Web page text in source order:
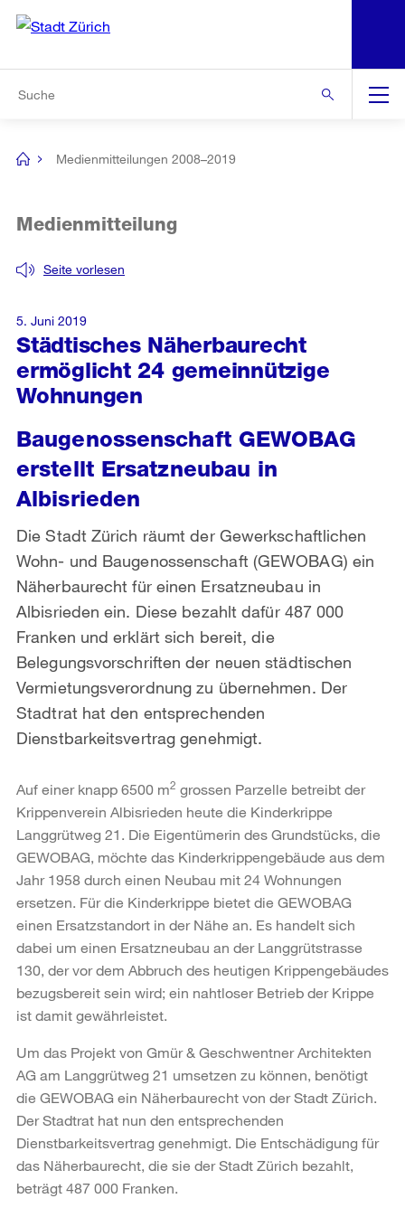
Navigation
[no
Medienmitteilungen 2008–2019
Städtisches Näherbaurecht
ermöglicht 24 gemeinnützige
Wohnungen
Seite vorlesen
Medienmitteilung
Baugenossenschaft GEWOBAG
erstellt Ersatzneubau in
Albisrieden
Die Stadt Zürich räumt der Gewerkschaftlichen
Wohn- und Baugenossenschaft (GEWOBAG) ein
Näherbaurecht für einen Ersatzneubau in
Albisrieden ein. Diese bezahlt dafür 487 000
Franken und erklärt sich bereit, die
Belegungsvorschriften der neuen städtischen
Vermietungsverordnung zu übernehmen. Der
Stadtrat hat den entsprechenden
Dienstbarkeitsvertrag genehmigt.
5. Juni 2019
Auf einer knapp 6500 m2 grossen Parzelle betreibt der
Krippenverein Albisrieden heute die Kinderkrippe
Langgrütweg 21. Die Eigentümerin des Grundstücks, die
GEWOBAG, möchte das Kinderkrippengebäude aus dem
Jahr 1958 durch einen Neubau mit 24 Wohnungen
ersetzen. Für die Kinderkrippe bietet die GEWOBAG
einen Ersatzstandort in der Nähe an. Es handelt sich
dabei um einen Ersatzneubau an der Langgrütstrasse
130, der vor dem Abbruch des heutigen Krippengebäudes
bezugsbereit sein wird; ein nahtloser Betrieb der Krippe
ist damit gewährleistet.
Um das Projekt von Gmür & Geschwentner Architekten
AG am Langgrütweg 21 umsetzen zu können, benötigt
die GEWOBAG ein Näherbaurecht von der Stadt Zürich.
Der Stadtrat hat nun den entsprechenden
Dienstbarkeitsvertrag genehmigt. Die Entschädigung für
das Näherbaurecht, die sie der Stadt Zürich bezahlt,
beträgt 487 000 Franken.